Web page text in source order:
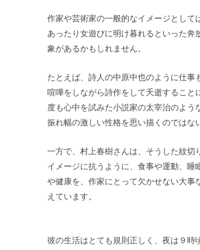
作家や芸術家の一般的なイメージとして
あったり女遊びに明け暮れるといった奔
象があるかもしれません。
たとえば、詩人の中原中也のように仕事
喧嘩をしながら詩作をして夭逝すること
度も心中を試みた小説家の太宰治のよう
振れ幅の激しい性格を思い描くのではな
一方で、村上春樹さんは、そうした紋切
イメージに抗うように、食事や運動、睡
や健康を、作家にとって欠かせない大事
えています。
彼の生活はとても規則正しく、夜は９時